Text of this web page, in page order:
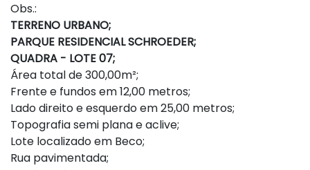
Obs.:
TERRENO URBANO;
PARQUE RESIDENCIAL SCHROEDER;
QUADRA - LOTE 07;
Área total de 300,00m²;
Frente e fundos em 12,00 metros;
Lado direito e esquerdo em 25,00 metros;
Topografia semi plana e aclive;
Lote localizado em Beco;
Rua pavimentada;